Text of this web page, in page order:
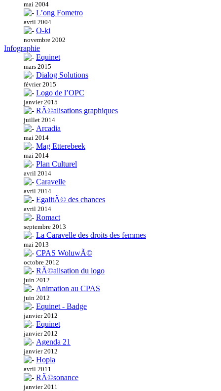
mai 2004
L’ong Fometro
avril 2004
O-ki
novembre 2002
Infographie
Equinet
mars 2015
Dialog Solutions
février 2015
Logo de l’OPC
janvier 2015
RÃ©alisations graphiques
juillet 2014
Arcadia
mai 2014
Mag Etterebeek
mai 2014
Plan Culturel
avril 2014
Caravelle
avril 2014
EgalitÃ© des chances
avril 2014
Romact
septembre 2013
La Caravelle des droits des femmes
mai 2013
CPAS WoluwÃ©
octobre 2012
RÃ©alisation du logo
juin 2012
Animation au CPAS
juin 2012
Equinet - Badge
janvier 2012
Equinet
janvier 2012
Agenda 21
janvier 2012
Hopla
avril 2011
RÃ©sonance
janvier 2011